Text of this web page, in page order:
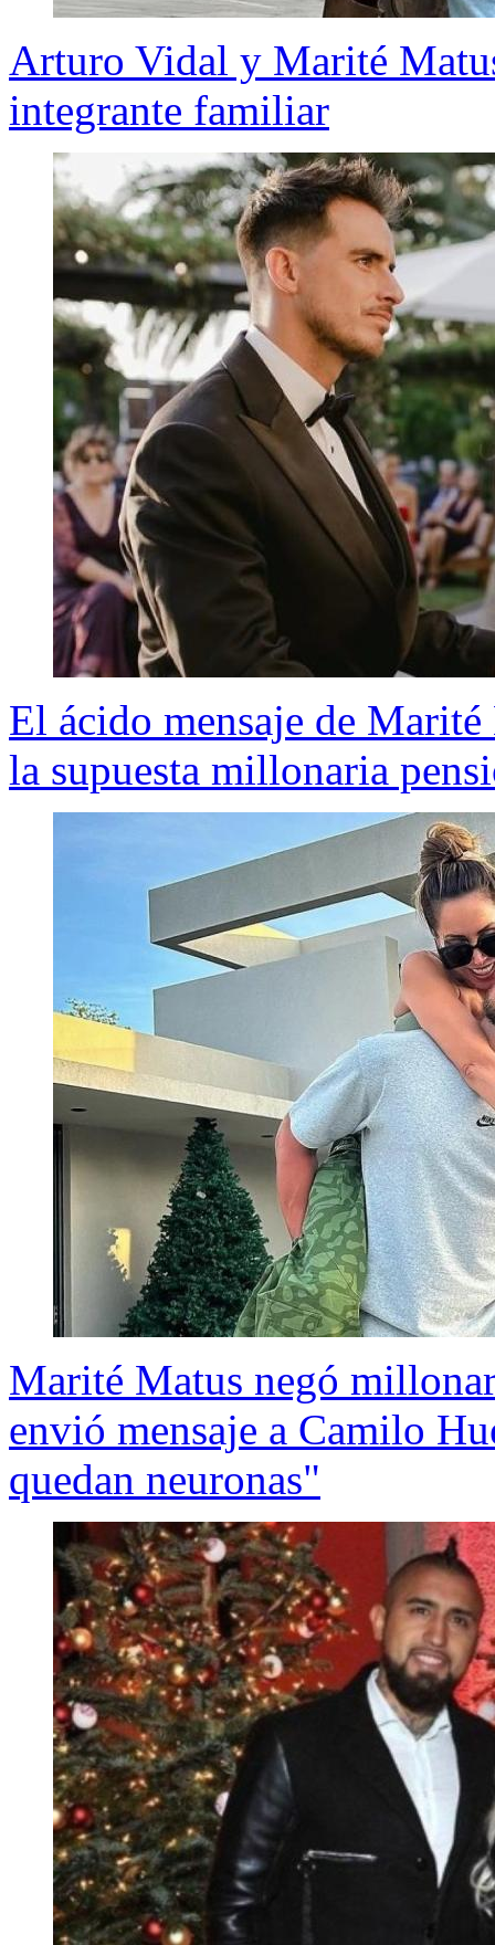
Arturo Vidal y Marité
integrante familiar
El ácido mensaje de
la supuesta millonaria
Marité Matus negó
envió mensaje a Camilo
quedan neuronas"